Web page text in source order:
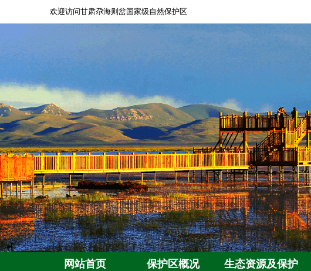
欢迎访问甘肃尕海则岔国家级自然保护区
网站首页 保护区概况 生态资源及保护